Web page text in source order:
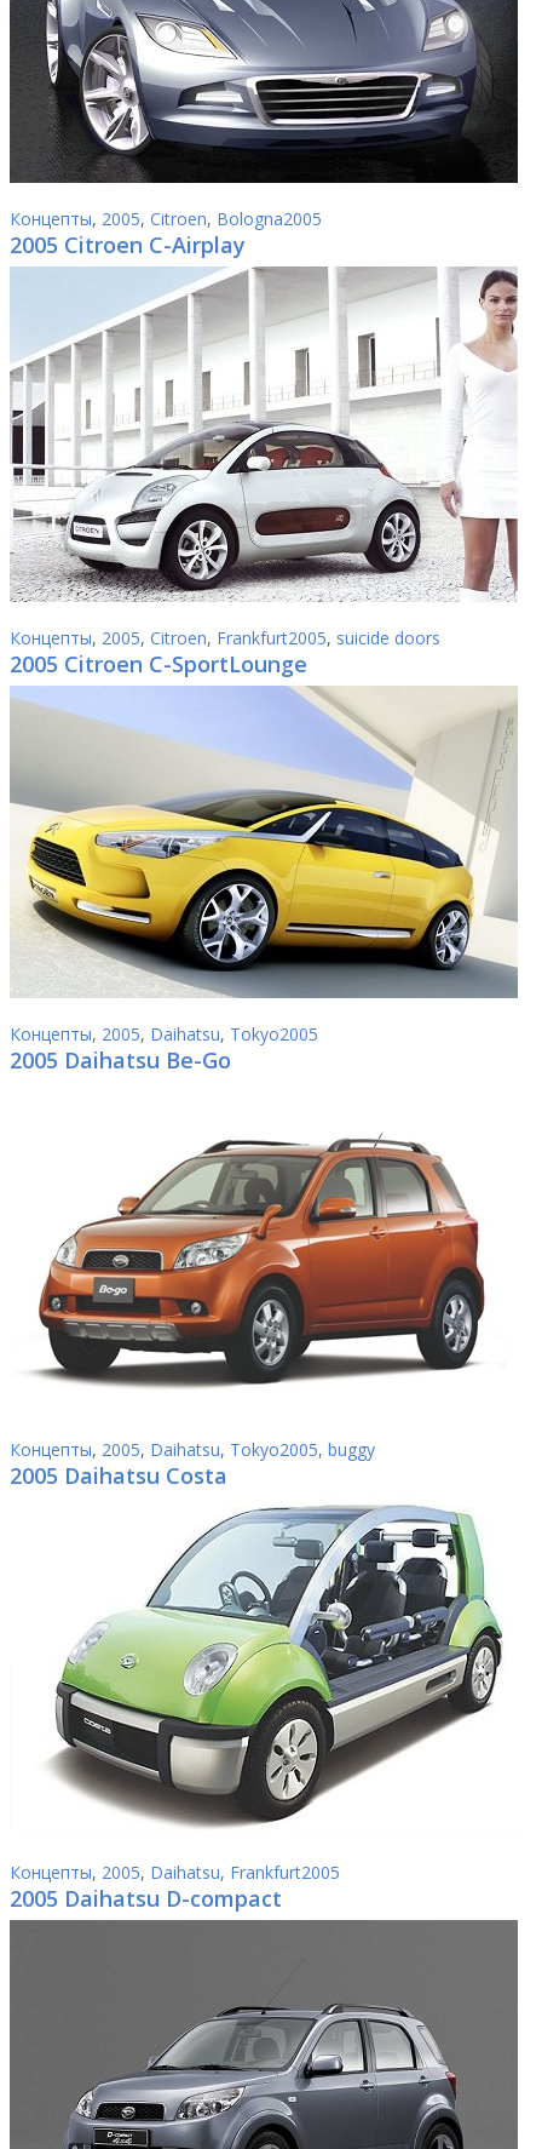
Концепты, 2005, Citroen, Bologna2005
2005 Citroen C-Airplay
Концепты, 2005, Citroen, Frankfurt2005, suicide doors
2005 Citroen C-SportLounge
Концепты, 2005, Daihatsu, Tokyo2005
2005 Daihatsu Be-Go
Концепты, 2005, Daihatsu, Tokyo2005, buggy
2005 Daihatsu Costa
Концепты, 2005, Daihatsu, Frankfurt2005
2005 Daihatsu D-compact